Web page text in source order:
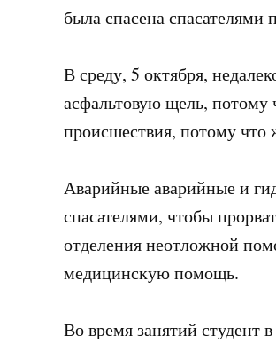
была спасена
В среду, 5 октября,
асфальтовую щель, потому
происшествия, потому что
Аварийные аварийные и
спасателями, чтобы
отделения неотложной
медицинскую помощь.
Во время занятий студент